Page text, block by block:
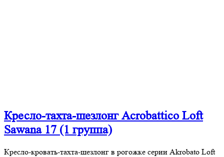
Кресло-тахта-шезлонг Acrobattico Loft
Sawana 17 (1 группа)
Кресло-кровать-тахта-шезлонг в рогожке серии Akrobato Loft